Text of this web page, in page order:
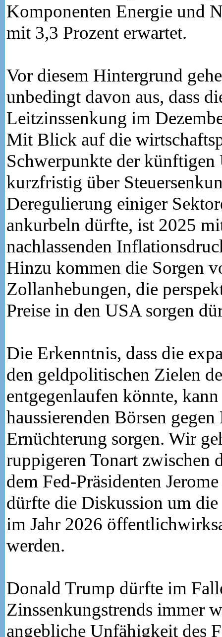
Komponenten Energie und
mit 3,3 Prozent erwartet.
Vor diesem Hintergrund
unbedingt davon aus, dass
Leitzinssenkung im
Mit Blick auf die
Schwerpunkte der
kurzfristig über
Deregulierung einiger
ankurbeln dürfte, ist 2025
nachlassenden
Hinzu kommen die Sorgen
Zollanhebungen, die
Preise in den USA sorgen
Die Erkenntnis, dass die
den geldpolitischen Zielen
entgegenlaufen könnte,
haussierenden Börsen gegen
Ernüchterung sorgen. Wir
ruppigeren Tonart zwischen
dem Fed-Präsidenten
dürfte die Diskussion um
im Jahr 2026
werden.
Donald Trump dürfte im
Zinssenkungstrends immer
angebliche Unfähigkeit des